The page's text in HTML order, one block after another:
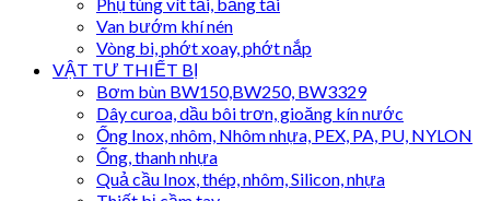
Van bướm khí nén
Vòng bi, phớt xoay, phớt nắp
VẬT TƯ THIẾT BỊ
Bơm bùn BW150,BW250, BW3329
Dây curoa, dầu bôi trơn, gioăng kín nước
Ống Inox, nhôm, Nhôm nhựa, PEX, PA, PU, NYLON
Ống, thanh nhựa
Quả cầu Inox, thép, nhôm, Silicon, nhựa